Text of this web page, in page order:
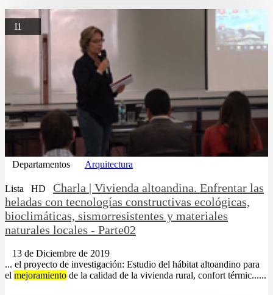
11
Departamentos Arquitectura
Lista HD
Charla | Vivienda altoandina. Enfrentar las
heladas con tecnologías constructivas ecológicas,
bioclimáticas, sismorresistentes y materiales
naturales locales - Parte02
13 de Diciembre de 2019
... el proyecto de investigación: Estudio del hábitat altoandino para
el mejoramiento de la calidad de la vivienda rural, confort térmic......